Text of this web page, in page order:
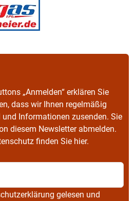
„Anmelden“ erklären Sie
dass wir Ihnen regelmäßig
Informationen zusenden. Sie
diesem Newsletter abmelden.
finden Sie hier.
gelesen und